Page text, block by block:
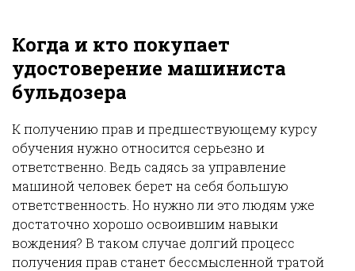
Когда и кто покупает
удостоверение машиниста
бульдозера
К получению прав и предшествующему курсу
обучения нужно относится серьезно и
ответственно. Ведь садясь за управление
машиной человек берет на себя большую
ответственность. Но нужно ли это людям уже
достаточно хорошо освоившим навыки
вождения? В таком случае долгий процесс
получения прав станет бессмысленной тратой